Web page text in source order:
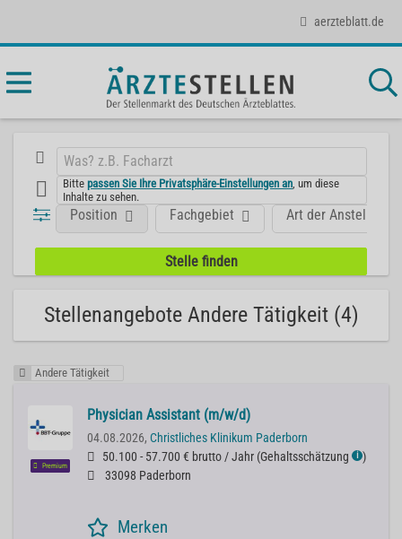
aerzteblatt.de
Bittepassen Sie Ihre Privatsphäre-Einstellungen an , um diese
Inhalte zu sehen.
Position Fachgebiet Art der Anstellung
Stellenangebote Andere Tätigkeit (4)
Andere Tätigkeit
Premium
Physician Assistant (m/w/d)
04.08.2026, Christliches Klinikum Paderborn
50.100 - 57.700 € brutto / Jahr (Gehaltsschätzung ℹ )
33098 Paderborn
Merken